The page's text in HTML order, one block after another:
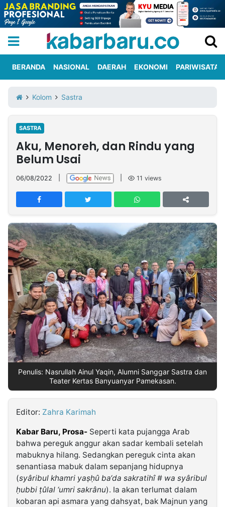
Iklan
Berita
Kami
Nasional
International
Olahraga
Entertainment
Daerah
Pariwisata
Kuliner
Kolom
Network
PT
TREETAN
MULTIMEDIA
INDONESIA
Partner
Insight
NTB
Suara
Time
Lens
IDN
Daily
Jogja
Jalan
Rakyat
Idealita
News
Kita
Notice
Dinamikapost.com
Radar
Baru
Seedbacklink
Follow
Kabarbaru
Kabarbaru.co
2026
BERANDA NASIONAL DAERAH EKONOMI PARIWISATA
Kolom Sastra
SASTRA
Aku, Menoreh, dan Rindu yang
Belum Usai
06/08/2022 11 views
Penulis: Nasrullah Ainul Yaqin, Alumni Sanggar Sastra dan
Teater Kertas Banyuanyar Pamekasan.
Editor: Zahra Karimah
Kabar Baru, Prosa- Seperti kata pujangga Arab
bahwa pereguk anggur akan sadar kembali setelah
mabuknya hilang. Sedangkan pereguk cinta akan
senantiasa mabuk dalam sepanjang hidupnya
(syâribul khamri yaṣḥû ba‘da sakratihî # wa syâribul
ḥubbi ṭûlal ‘umri sakrânu). Ia akan terlumat dalam
kobaran api asmara yang dahsyat, bak Majnun yang